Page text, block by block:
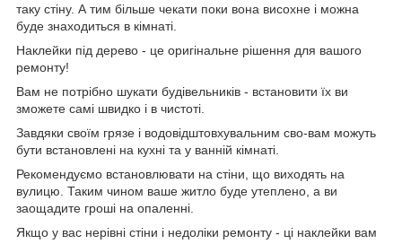
таку стіну. А тим більше чекати поки вона висохне і можна
буде знаходиться в кімнаті.
Наклейки під дерево - це оригінальне рішення для вашого
ремонту!
Вам не потрібно шукати будівельників - встановити їх ви
зможете самі швидко і в чистоті.
Завдяки своїм грязе і водовідштовхувальним сво-вам можуть
бути встановлені на кухні та у ванній кімнаті.
Рекомендуємо встановлювати на стіни, що виходять на
вулицю. Таким чином ваше житло буде утеплено, а ви
заощадите гроші на опаленні.
Якщо у вас нерівні стіни і недоліки ремонту - ці наклейки вам